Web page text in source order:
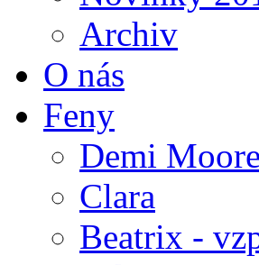
Archiv
O nás
Feny
Demi Moore
Clara
Beatrix -